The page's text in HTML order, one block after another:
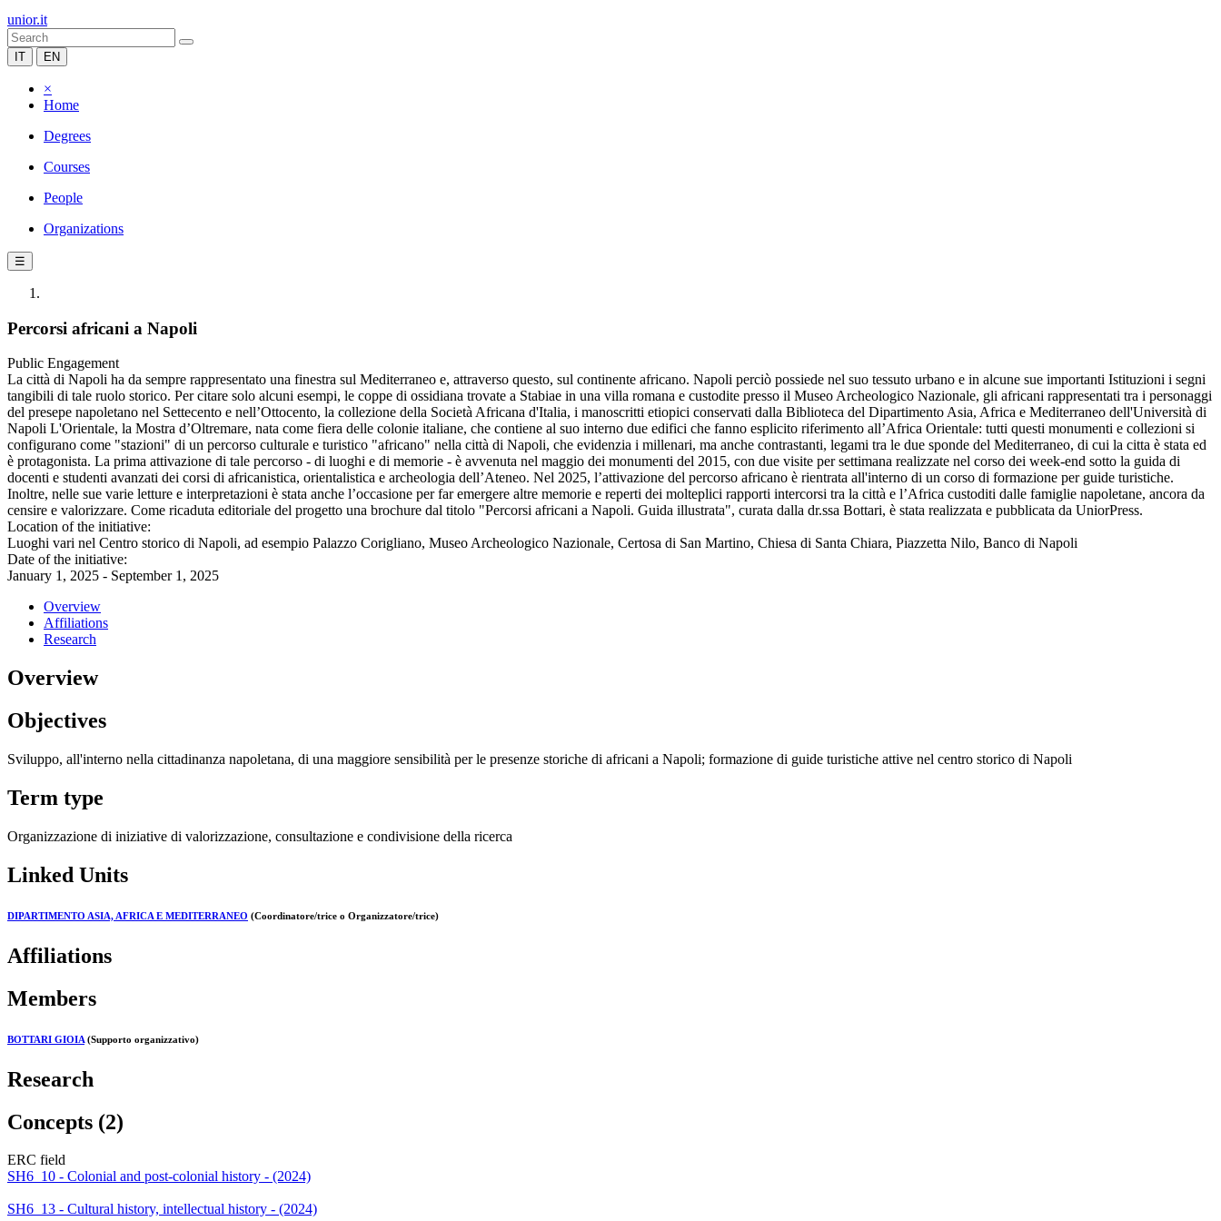
unior.it
IT EN
×
Home
Degrees
Courses
People
Organizations
☰
Percorsi africani a Napoli
Public Engagement
La città di Napoli ha da sempre rappresentato una finestra sul Mediterraneo e, attraverso questo, sul continente africano. Napoli perciò possiede nel suo tessuto urbano e in alcune sue importanti Istituzioni i segni
tangibili di tale ruolo storico. Per citare solo alcuni esempi, le coppe di ossidiana trovate a Stabiae in una villa romana e custodite presso il Museo Archeologico Nazionale, gli africani rappresentati tra i personaggi
del presepe napoletano nel Settecento e nell’Ottocento, la collezione della Società Africana d'Italia, i manoscritti etiopici conservati dalla Biblioteca del Dipartimento Asia, Africa e Mediterraneo dell'Università di
Napoli L'Orientale, la Mostra d’Oltremare, nata come fiera delle colonie italiane, che contiene al suo interno due edifici che fanno esplicito riferimento all’Africa Orientale: tutti questi monumenti e collezioni si
configurano come "stazioni" di un percorso culturale e turistico "africano" nella città di Napoli, che evidenzia i millenari, ma anche contrastanti, legami tra le due sponde del Mediterraneo, di cui la citta è stata ed
è protagonista. La prima attivazione di tale percorso - di luoghi e di memorie - è avvenuta nel maggio dei monumenti del 2015, con due visite per settimana realizzate nel corso dei week-end sotto la guida di
docenti e studenti avanzati dei corsi di africanistica, orientalistica e archeologia dell’Ateneo. Nel 2025, l’attivazione del percorso africano è rientrata all'interno di un corso di formazione per guide turistiche.
Inoltre, nelle sue varie letture e interpretazioni è stata anche l’occasione per far emergere altre memorie e reperti dei molteplici rapporti intercorsi tra la città e l’Africa custoditi dalle famiglie napoletane, ancora da
censire e valorizzare. Come ricaduta editoriale del progetto una brochure dal titolo "Percorsi africani a Napoli. Guida illustrata", curata dalla dr.ssa Bottari, è stata realizzata e pubblicata da UniorPress.
Location of the initiative:
Luoghi vari nel Centro storico di Napoli, ad esempio Palazzo Corigliano, Museo Archeologico Nazionale, Certosa di San Martino, Chiesa di Santa Chiara, Piazzetta Nilo, Banco di Napoli
Date of the initiative:
January 1, 2025 - September 1, 2025
Overview
Affiliations
Research
Overview
Objectives
Sviluppo, all'interno nella cittadinanza napoletana, di una maggiore sensibilità per le presenze storiche di africani a Napoli; formazione di guide turistiche attive nel centro storico di Napoli
Term type
Organizzazione di iniziative di valorizzazione, consultazione e condivisione della ricerca
Linked Units
DIPARTIMENTO ASIA, AFRICA E MEDITERRANEO (Coordinatore/trice o Organizzatore/trice)
Affiliations
Members
BOTTARI GIOIA (Supporto organizzativo)
Research
Concepts (2)
ERC field
SH6_10 - Colonial and post-colonial history - (2024)
SH6_13 - Cultural history, intellectual history - (2024)